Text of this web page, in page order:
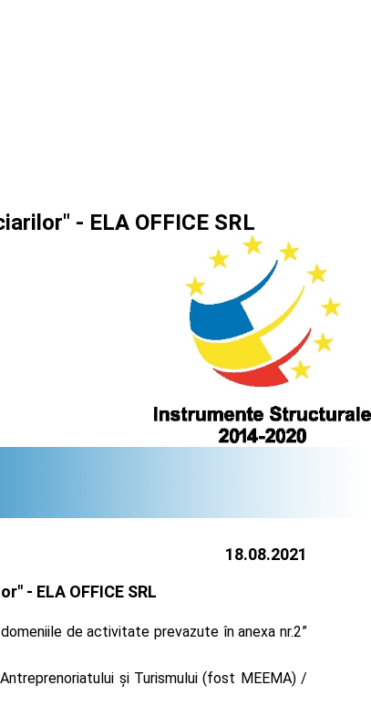
- ELA OFFICE SRL
18.08.2021
- ELA OFFICE SRL
de activitate prevazute în anexa nr.2”
și Turismului (fost MEEMA) /